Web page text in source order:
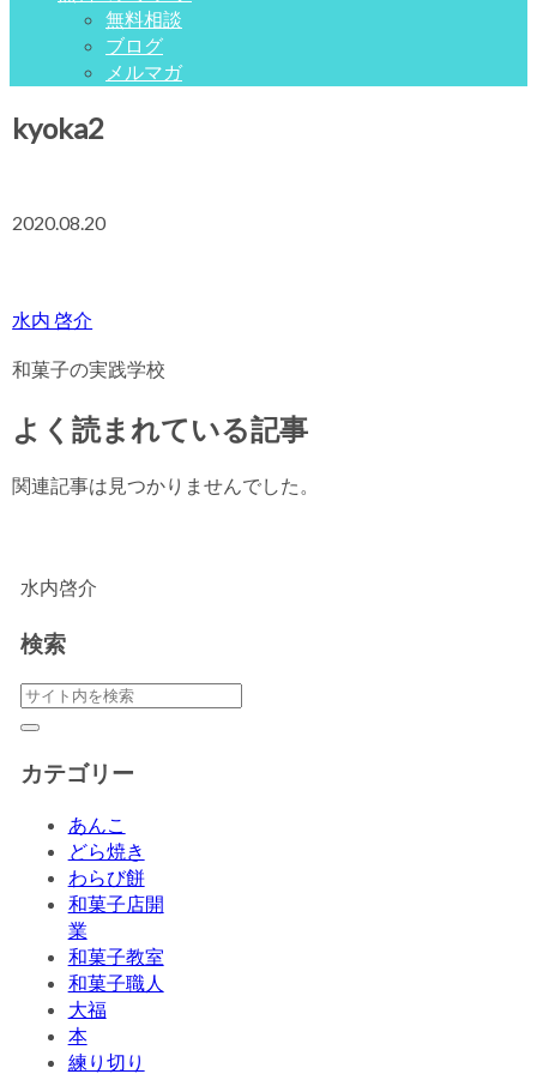
無料相談
ブログ
メルマガ
kyoka2
2020.08.20
水内 啓介
和菓子の実践学校
よく読まれている記事
関連記事は見つかりませんでした。
水内啓介
検索
カテゴリー
あんこ
どら焼き
わらび餅
和菓子店開
業
和菓子教室
和菓子職人
大福
本
練り切り